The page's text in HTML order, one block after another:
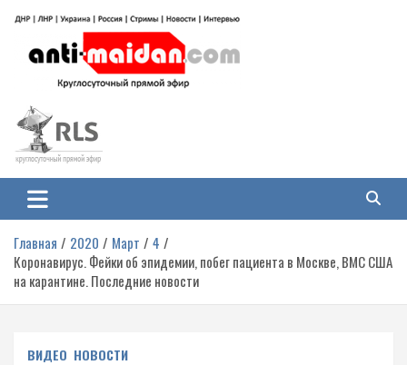
содержимому
Антимайдан: Гражданская война
на Украине
гражданской войне на Украине, включая события в Новороссии, ДНР,
ЛНР и других регионах.
Главная 2020 Март
4
Коронавирус. Фейки об эпидемии, побег пациента в Москве, ВМС США
на карантине. Последние новости
ВИДЕО НОВОСТИ